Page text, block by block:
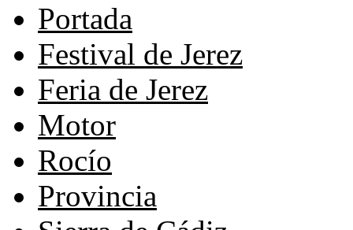
Portada
Festival de Jerez
Feria de Jerez
Motor
Rocío
Provincia